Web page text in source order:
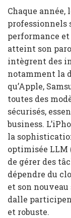
Chaque année,
professionnels
performance
atteint son
intègrent des
notamment la
qu’Apple,
toutes des
sécurisés,
business.
la
optimisée LLM
de gérer des
dépendre du
et son nouveau
dalle
et robuste.